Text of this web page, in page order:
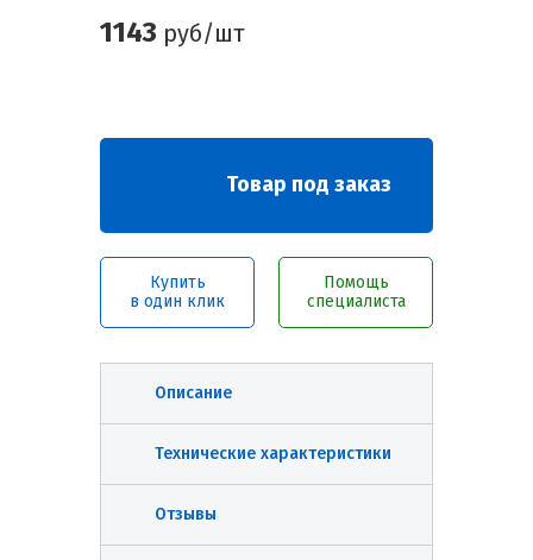
1143 руб/шт
Товар под заказ
Купить
в один клик
Помощь
специалиста
Описание
Технические характеристики
Отзывы